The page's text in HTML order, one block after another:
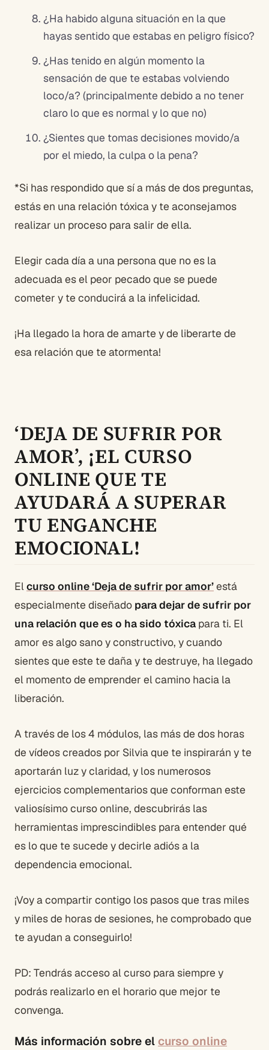
¿Ha habido alguna situación en la que
hayas sentido que estabas en peligro físico?
¿Has tenido en algún momento la
sensación de que te estabas volviendo
loco/a? (principalmente debido a no tener
claro lo que es normal y lo que no)
¿Sientes que tomas decisiones movido/a
por el miedo, la culpa o la pena?
*Si has respondido que sí a más de dos preguntas,
estás en una relación tóxica y te aconsejamos
realizar un proceso para salir de ella.
Elegir cada día a una persona que no es la
adecuada es el peor pecado que se puede
cometer y te conducirá a la infelicidad.
¡Ha llegado la hora de amarte y de liberarte de
esa relación que te atormenta!
‘DEJA DE SUFRIR POR
AMOR’, ¡EL CURSO
ONLINE QUE TE
AYUDARÁ A SUPERAR
TU ENGANCHE
EMOCIONAL!
Elcurso online ‘Deja de sufrir por amor’está
especialmente diseñado para dejar de sufrir por
una relación que es o ha sido tóxica para ti. El
amor es algo sano y constructivo, y cuando
sientes que este te daña y te destruye, ha llegado
el momento de emprender el camino hacia la
liberación.
A través de los 4 módulos, las más de dos horas
de vídeos creados por Silvia que te inspirarán y te
aportarán luz y claridad, y los numerosos
ejercicios complementarios que conforman este
valiosísimo curso online, descubrirás las
herramientas imprescindibles para entender qué
es lo que te sucede y decirle adiós a la
dependencia emocional.
¡Voy a compartir contigo los pasos que tras miles
y miles de horas de sesiones, he comprobado que
te ayudan a conseguirlo!
PD: Tendrás acceso al curso para siempre y
podrás realizarlo en el horario que mejor te
convenga.
Más información sobre el curso online